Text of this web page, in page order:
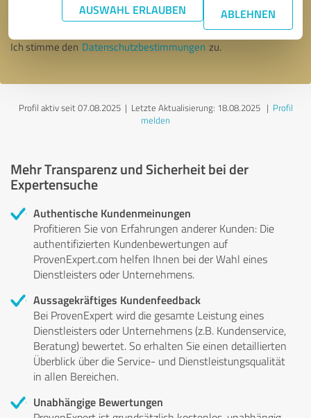
AUSWAHL ERLAUBEN ABLEHNEN
Nachricht senden
Ich stimme den Datenschutzbestimmungen zu.
Profil aktiv seit 07.08.2025 | Letzte Aktualisierung: 18.08.2025| Profil
melden
Mehr Transparenz und Sicherheit bei der
Expertensuche
Authentische Kundenmeinungen
Profitieren Sie von Erfahrungen anderer Kunden: Die
authentifizierten Kundenbewertungen auf
ProvenExpert.com helfen Ihnen bei der Wahl eines
Dienstleisters oder Unternehmens.
Aussagekräftiges Kundenfeedback
Bei ProvenExpert wird die gesamte Leistung eines
Dienstleisters oder Unternehmens (z.B. Kundenservice,
Beratung) bewertet. So erhalten Sie einen detaillierten
Überblick über die Service- und Dienstleistungsqualität
in allen Bereichen.
Unabhängige Bewertungen